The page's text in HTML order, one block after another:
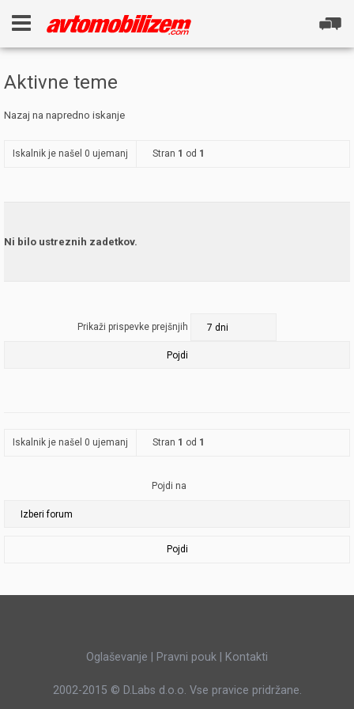
Aktivne teme
Nazaj na napredno iskanje
Iskalnik je našel 0 ujemanj Stran 1 od 1
Ni bilo ustreznih zadetkov.
Prikaži prispevke prejšnjih
Iskalnik je našel 0 ujemanj Stran 1 od 1
Pojdi na
Pojdi
Oglaševanje Pravni pouk Kontakti
2002-2015 © D.Labs d.o.o. Vse pravice pridržane.